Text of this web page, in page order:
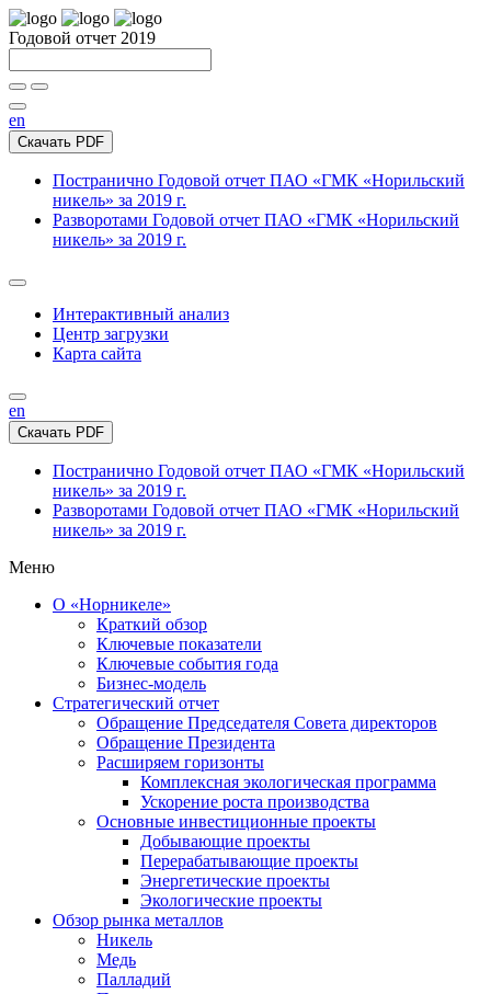
Годовой отчет 2019
en
Скачать PDF
Постранично Годовой отчет ПАО «ГМК «Норильский
никель» за 2019 г.
Разворотами Годовой отчет ПАО «ГМК «Норильский
никель» за 2019 г.
Интерактивный анализ
Центр загрузки
Карта сайта
en
Скачать PDF
Постранично Годовой отчет ПАО «ГМК «Норильский
никель» за 2019 г.
Разворотами Годовой отчет ПАО «ГМК «Норильский
никель» за 2019 г.
Меню
О «Норникеле»
Краткий обзор
Ключевые показатели
Ключевые события года
Бизнес-модель
Стратегический отчет
Обращение Председателя Совета директоров
Обращение Президента
Расширяем горизонты
Комплексная экологическая программа
Ускорение роста производства
Основные инвестиционные проекты
Добывающие проекты
Перерабатывающие проекты
Энергетические проекты
Экологические проекты
Обзор рынка металлов
Никель
Медь
Палладий